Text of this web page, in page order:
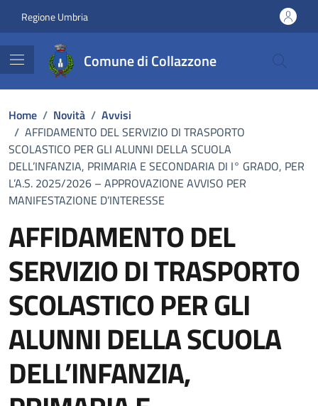
Regione Umbria
Comune di Collazzone
Home / Novità / Avvisi
/ AFFIDAMENTO DEL SERVIZIO DI TRASPORTO
SCOLASTICO PER GLI ALUNNI DELLA SCUOLA
DELL’INFANZIA, PRIMARIA E SECONDARIA DI I° GRADO, PER
L’A.S. 2025/2026 – APPROVAZIONE AVVISO PER
MANIFESTAZIONE D’INTERESSE
AFFIDAMENTO DEL
SERVIZIO DI TRASPORTO
SCOLASTICO PER GLI
ALUNNI DELLA SCUOLA
DELL’INFANZIA,